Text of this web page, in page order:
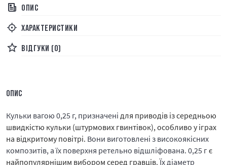
ОПИС
ХАРАКТЕРИСТИКИ
ВІДГУКИ (0)
ОПИС
Кульки вагою 0,25 г, призначені для приводів із середньою
швидкістю кульки (штурмових гвинтівок), особливо у іграх
на відкритому повітрі. Вони виготовлені з високоякісних
композитів, а їх поверхня ретельно відшліфована. 0,25 гє
найпопулярнішим вибором серед гравців.Їх діаметр